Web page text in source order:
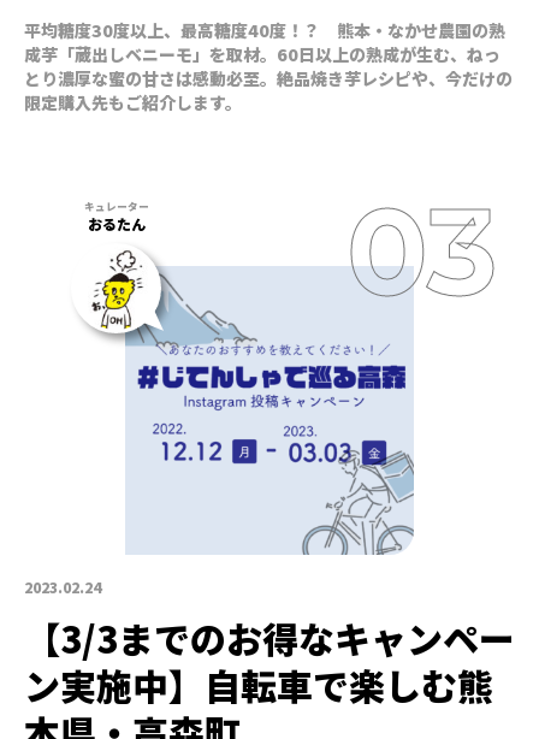
平均糖度30度以上、最高糖度40度！？ 熊本・なかせ農園の熟
成芋「蔵出しベニーモ」を取材。60日以上の熟成が生む、ねっ
とり濃厚な蜜の甘さは感動必至。絶品焼き芋レシピや、今だけの
限定購入先もご紹介します。
2023.02.24
おるたん
【3/3までのお得なキャンペー
ン実施中】自転車で楽しむ熊